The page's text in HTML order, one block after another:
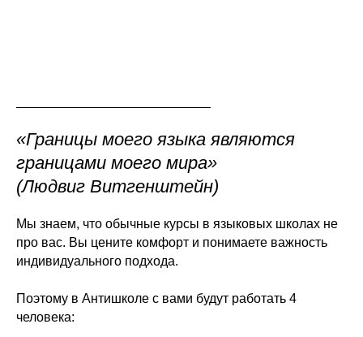
«Границы моего языка являются
границами моего мира»
(Людвиг Витгенштейн)
Мы знаем, что обычные курсы в языковых школах не
про вас. Вы цените комфорт и понимаете важность
индивидуального подхода.
Поэтому в Антишколе с вами будут работать 4
человека: